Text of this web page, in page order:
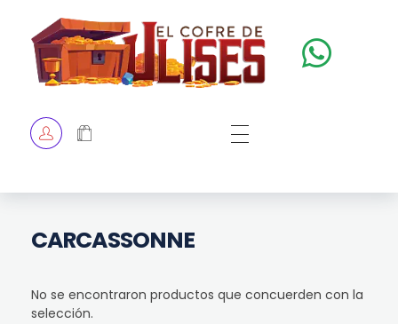
TIENDA
CARCASSONNE
No se encontraron productos que concuerden con la
selección.